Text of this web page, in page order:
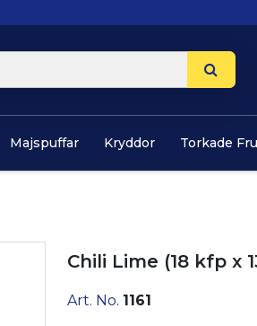
Majspuffar Kryddor Torkade
Chili Lime (18 kfp x
Art. No. 1161